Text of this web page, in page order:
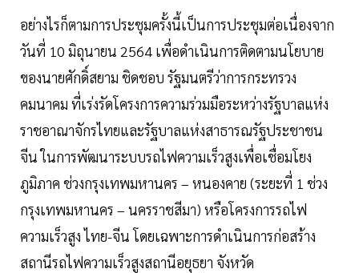
อย่างไรก็ตามการประชุมครั้งนี้เป็นการประชุมต่อเนื่องจาก
วันที่ 10 มิถุนายน 2564 เพื่อดำเนินการติดตามนโยบาย
ของนายศักดิ์สยาม ชิดชอบ รัฐมนตรีว่าการกระทรวง
คมนาคม ที่เร่งรัดโครงการความร่วมมือระหว่างรัฐบาลแห่ง
ราชอาณาจักรไทยและรัฐบาลแห่งสาธารณรัฐประชาชน
จีน ในการพัฒนาระบบรถไฟความเร็วสูงเพื่อเชื่อมโยง
ภูมิภาค ช่วงกรุงเทพมหานคร – หนองคาย (ระยะที่ 1 ช่วง
กรุงเทพมหานคร – นครราชสีมา) หรือโครงการรถไฟ
ความเร็วสูง ไทย-จีน โดยเฉพาะการดำเนินการก่อสร้าง
สถานีรถไฟความเร็วสูงสถานีอยุธยา จังหวัด